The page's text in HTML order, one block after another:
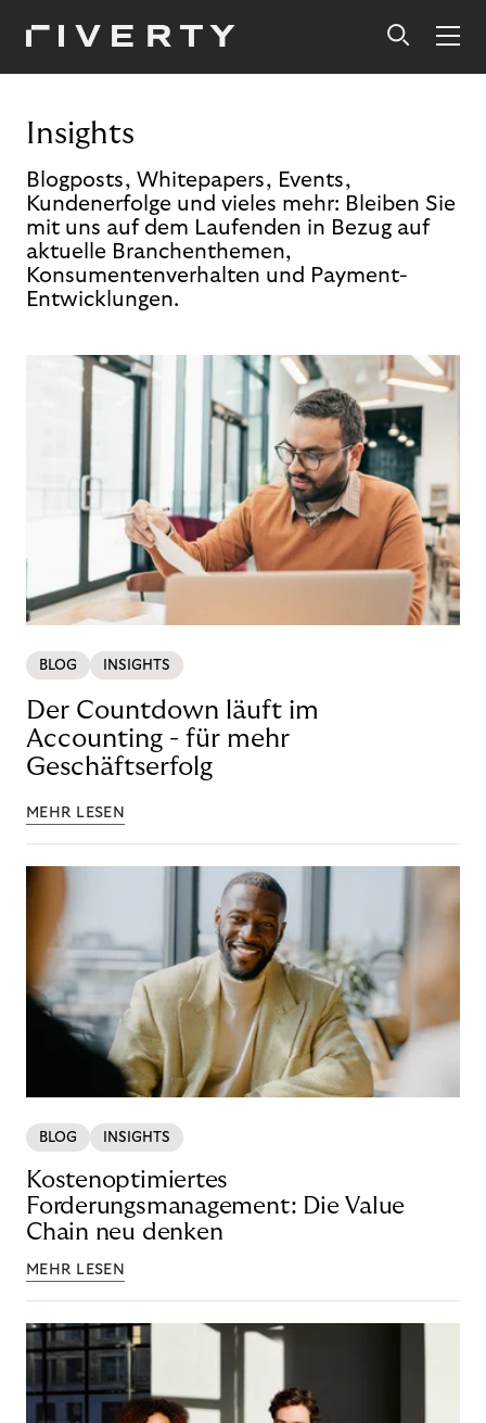
Insights
Blogposts, Whitepapers, Events,
Kundenerfolge und vieles mehr: Bleiben Sie
mit uns auf dem Laufenden in Bezug auf
aktuelle Branchenthemen,
Konsumentenverhalten und Payment-
Entwicklungen.
BLOG INSIGHTS
Der Countdown läuft im
Accounting - für mehr
Geschäftserfolg
MEHR LESEN
BLOG INSIGHTS
Kostenoptimiertes
Forderungsmanagement: Die Value
Chain neu denken
MEHR LESEN